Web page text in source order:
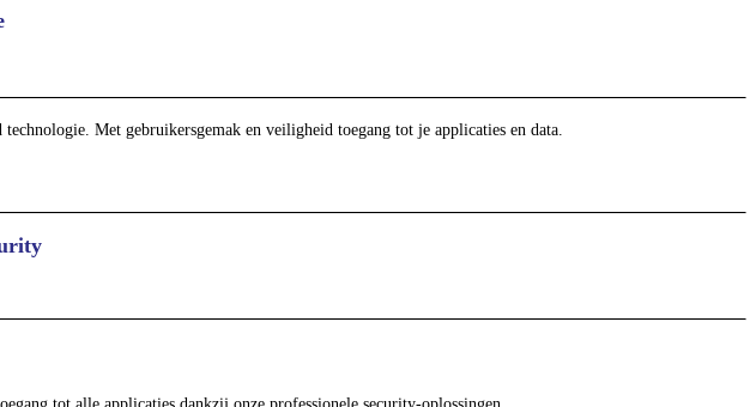
Met gebruikersgemak en veiligheid toegang tot je applicaties en data.